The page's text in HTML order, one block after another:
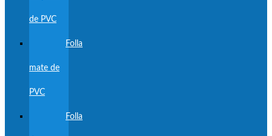
de PVC
Folla
mate de
PVC
Folla